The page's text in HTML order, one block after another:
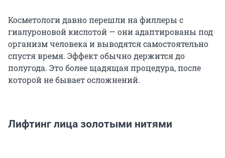
Косметологи давно перешли на филлеры с
гиалуроновой кислотой — они адаптированы под
организм человека и выводятся самостоятельно
спустя время. Эффект обычно держится до
полугода. Это более щадящая процедура, после
которой не бывает осложнений.
Лифтинг лица золотыми нитями